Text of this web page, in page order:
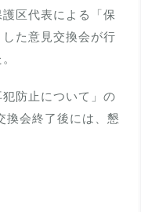
区代表による「保
た意見交換会が行
防止について」の
会終了後には、懇